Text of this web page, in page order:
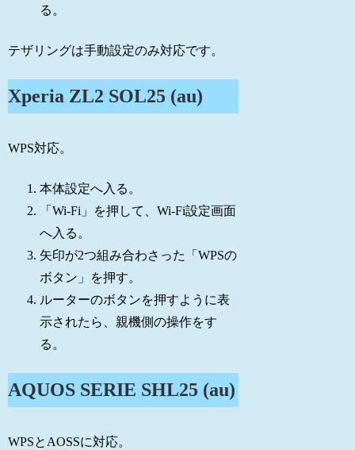
る。
テザリングは手動設定のみ対応です。
Xperia ZL2 SOL25 (au)
WPS対応。
本体設定へ入る。
「Wi-Fi」を押して、Wi-Fi設定画面
へ入る。
矢印が2つ組み合わさった「WPSの
ボタン」を押す。
ルーターのボタンを押すように表
示されたら、親機側の操作をす
る。
AQUOS SERIE SHL25 (au)
WPSとAOSSに対応。